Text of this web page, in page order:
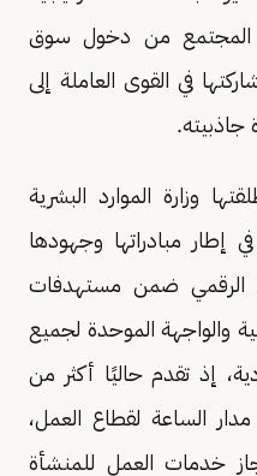
المجتمع من دخول سوق
في القوى العاملة إلى
وزارة الموارد البشرية
والتنمية الاجتماعية في 2019 في إطار مبادراتها وجهودها
الرقمي ضمن مستهدفات
والواجهة الموحدة لجميع
إذ تقدم حاليًا أكثر من
الساعة لقطاع العمل،
خدمات العمل للمنشأة